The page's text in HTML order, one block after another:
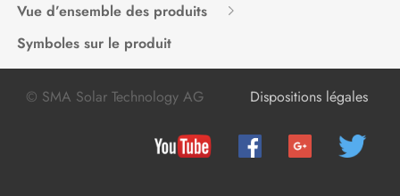
Vue d’ensemble des produits
Symboles sur le produit
© SMA Solar Technology AG Dispositions légales